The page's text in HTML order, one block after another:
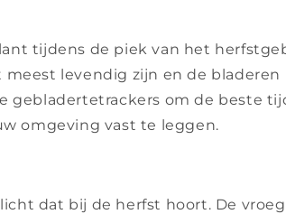
tijdens de piek van het
levendig zijn en de bladeren
gebladertetrackers om de beste
omgeving vast te leggen.
dat bij de herfst hoort. De